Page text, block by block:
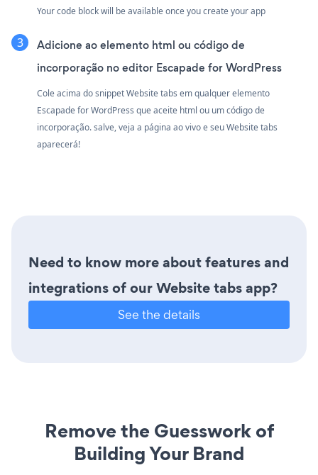
Your code block will be available once you create your app
Adicione ao elemento html ou código de
incorporação no editor Escapade for WordPress
Cole acima do snippet Website tabs em qualquer elemento
Escapade for WordPress que aceite html ou um código de
incorporação. salve, veja a página ao vivo e seu Website tabs
aparecerá!
Need to know more about features and
integrations of our Website tabs app?
See the details
Remove the Guesswork of
Building Your Brand